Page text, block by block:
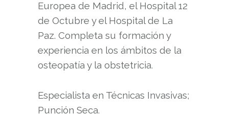
Europea de Madrid, el Hospital 12
de Octubre y el Hospital de La
Paz. Completa su formación y
experiencia en los ámbitos de la
osteopatía y la obstetricia.
Especialista en Técnicas Invasivas;
Punción Seca.